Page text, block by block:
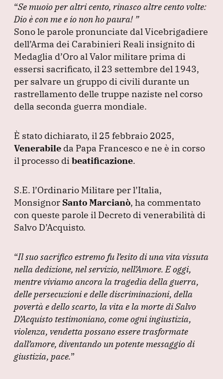
c
e
b
o
o
k
k
e
dI
n
at
s
A
p
p
e
gr
a
m
ai
l
“Se muoio per altri cento, rinasco altre cento volte:
Dio è con me e io non ho paura! ”
Sono le parole pronunciate dal Vicebrigadiere
dell’Arma dei Carabinieri Reali insignito di
Medaglia d’Oro al Valor militare prima di
essersi sacrificato, il 23 settembre del 1943,
per salvare un gruppo di civili durante un
rastrellamento delle truppe naziste nel corso
della seconda guerra mondiale.
È stato dichiarato, il 25 febbraio 2025,
Venerabile da Papa Francesco e ne è in corso
il processo di beatificazione.
S.E. l’Ordinario Militare per l’Italia,
Monsignor Santo Marcianò, ha commentato
con queste parole il Decreto di venerabilità di
Salvo D’Acquisto.
“Il suo sacrifico estremo fu l’esito di una vita vissuta
nella dedizione, nel servizio, nell’Amore. E oggi,
mentre viviamo ancora la tragedia della guerra,
delle persecuzioni e delle discriminazioni, della
povertà e dello scarto, la vita e la morte di Salvo
D’Acquisto testimoniano, come ogni ingiustizia,
violenza, vendetta possano essere trasformate
dall’amore, diventando un potente messaggio di
giustizia, pace.”